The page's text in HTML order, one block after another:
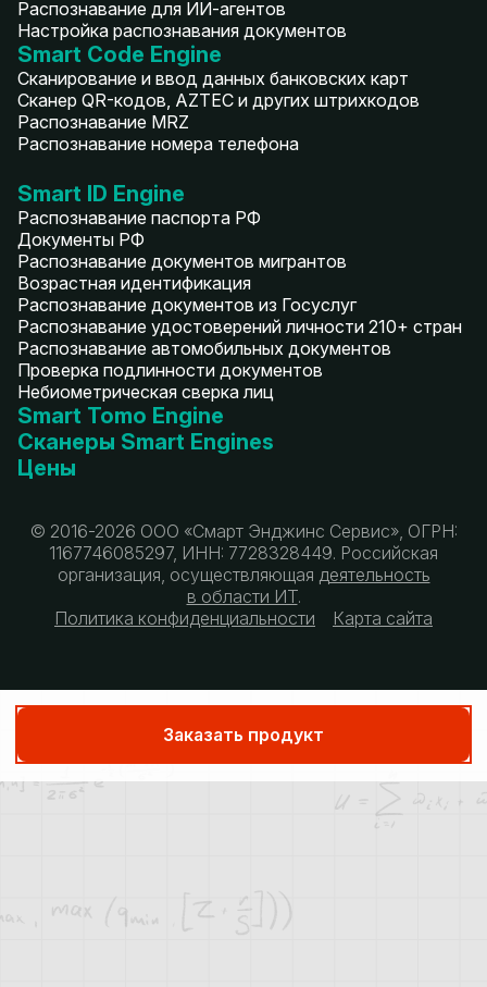
Распознавание для ИИ-агентов
Настройка распознавания документов
Smart Code Engine
Сканирование и ввод данных банковских карт
Сканер QR-кодов, AZTEC и других штрихкодов
Распознавание MRZ
Распознавание номера телефона
Smart ID Engine
Распознавание паспорта РФ
Документы РФ
Распознавание документов мигрантов
Возрастная идентификация
Распознавание документов из Госуслуг
Распознавание удостоверений личности 210+ стран
Распознавание автомобильных документов
Проверка подлинности документов
Небиометрическая сверка лиц
Smart Tomo Engine
Сканеры Smart Engines
Цены
© 2016-2026 ООО «Смарт Энджинс Сервис», ОГРН:
1167746085297, ИНН: 7728328449. Российская
организация, осуществляющая деятельность
в области ИТ.
Политика конфиденциальности
Карта сайта
Заказать продукт